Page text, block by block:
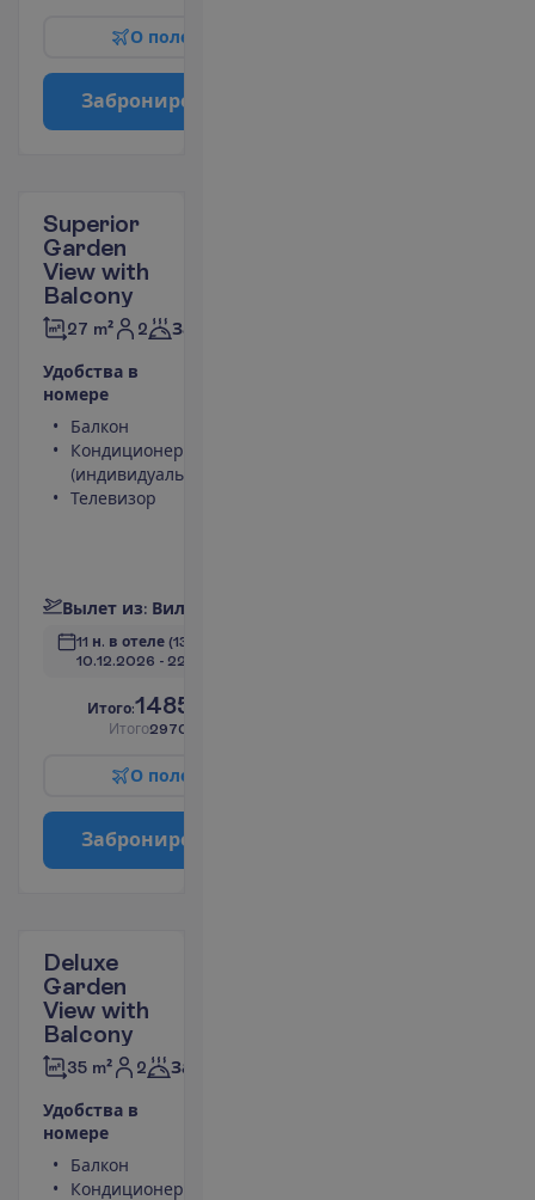
О поле
Заброниро
Superior
Garden
View with
Balcony
27 m² 2 Завтраки
Удобства в
номере
Балкон
Кондиционер
(индивидуальный)
Телевизор
Вылет из: Вил
11 н. в отеле (13 н. всего)
10.12.2026 - 22.12.2026
Итого:1485.00
Итого2970.00
О поле
Заброниро
Deluxe
Garden
View with
Balcony
35 m² 2 Завтраки
Удобства в
номере
Балкон
Кондиционер